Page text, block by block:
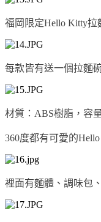
福岡限定Hello Kitty拉
每款皆有送一個拉麵
材質：ABS樹脂，容
360度都有可愛的
裡面有麵體、調味包